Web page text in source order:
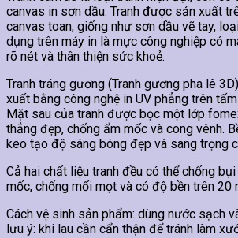
canvas in sơn dầu. Tranh được sản xuất
canvas toan, giống như sơn dầu vẽ tay,
dụng trên máy in là mực công nghiệp có
rõ nét và thân thiện sức khoẻ.
Tranh tráng gương (Tranh gương pha lê
xuất bằng công nghệ in UV phẳng trên
Mặt sau của tranh được bọc một lớp
thẳng đẹp, chống ẩm mốc và cong vênh.
keo tạo độ sáng bóng đẹp và sang trọng
Cả hai chất liệu tranh đều có thể chống
mốc, chống mối mọt và có độ bền trên 20
Cách vệ sinh sản phẩm: dùng nước sạch
lưu ý: khi lau cần cẩn thận để tránh làm